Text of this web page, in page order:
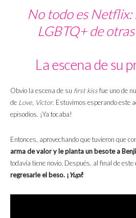
No todo es Netflix:
LGBTQ+ de
La escena de su
Obvio la escena de su first kissfue uno de
de Love, Victor. Estuvimos esperando este
episodios. ¡Ya tocaba!
Entonces, aprovechando que tuvieron que
arma de valor y le planta un besote a Benji
todavía tiene novio. Después, al final de este
regresarle el beso. ¡Yupi!